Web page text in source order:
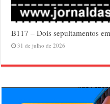
B117 – Dois sepultamentos
31 de julho de 2026